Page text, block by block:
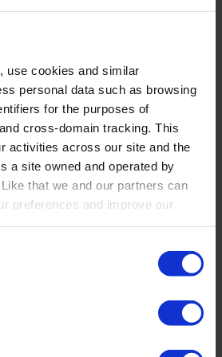
use cookies and similar
personal data such as browsing
for the purposes of
cross-domain tracking. This
activities across our site and the
a site owned and operated by
that we and our partners can
preferences and improve our
shopping cart, Cleverbridge
tracking on the shopping
We are collecting your consent
GmbH.